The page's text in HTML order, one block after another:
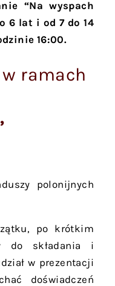
“Na wyspach
6 lat i od 7 do 14
16:00.
ramach
polonijnych
po krótkim
do składania i
w prezentacji
doświadczeń